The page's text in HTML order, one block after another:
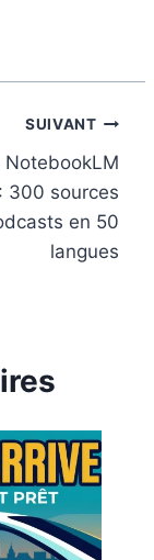
SUIVANT
NotebookLM
300 sources
en 50
langues